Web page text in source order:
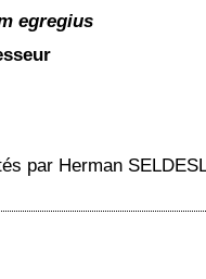
egregius
par Herman